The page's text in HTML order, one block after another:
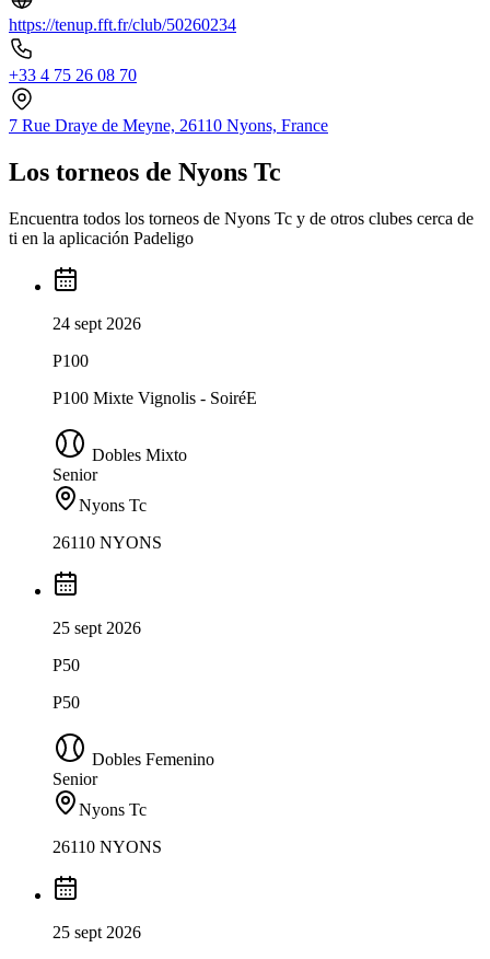
https://tenup.fft.fr/club/50260234
+33 4 75 26 08 70
7 Rue Draye de Meyne, 26110 Nyons, France
Los torneos de Nyons Tc
Encuentra todos los torneos de Nyons Tc y de otros clubes cerca de
ti en la aplicación Padeligo
24 sept 2026
P100
P100 Mixte Vignolis - SoiréE
Dobles Mixto
Senior
Nyons Tc
26110 NYONS
25 sept 2026
P50
P50
Dobles Femenino
Senior
Nyons Tc
26110 NYONS
25 sept 2026